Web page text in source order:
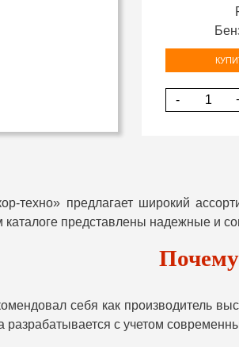
-
техно» предлагает широкий
представлены надежные и
себя как производитель
разрабатывается с учетом